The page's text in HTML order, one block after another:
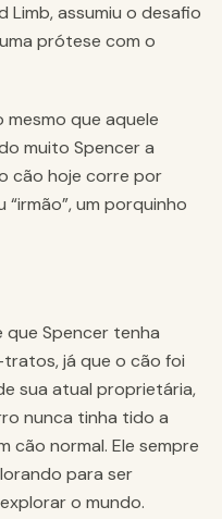
Limb, assumiu o desafio
prótese com o
que aquele
muito Spencer a
cão hoje corre por
um porquinho
Spencer tenha
já que o cão foi
sua atual proprietária,
nunca tinha tido a
cão normal. Ele sempre
para ser
o mundo.